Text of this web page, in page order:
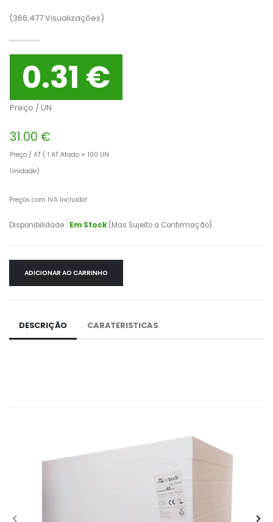
(366,477Visualizações)
0.31 €
Preço / UN
31.00 €
Preço / AT ( 1 AT Atado = 100 UN
Unidade)
Preços com IVA Incluído!
Disponibilidade : Em Stock(Mas Sujeito a Confirmação)
ADICIONAR AO CARRINHO
DESCRIÇÃO CARATERISTICAS